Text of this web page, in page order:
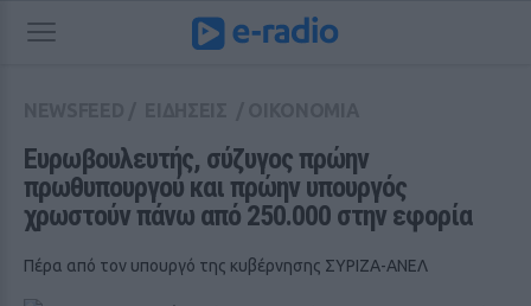
Ευρωβουλευτής, σύζυγος πρώην
πρωθυπουργού και πρώην υπουργός
χρωστούν πάνω από 250.000 στην εφορία
Πέρα από τον υπουργό της κυβέρνησης ΣΥΡΙΖΑ-ΑΝΕΛ